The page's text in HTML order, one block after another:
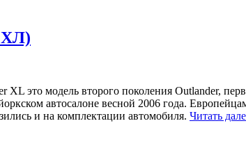
ХЛ)
это модель второго поколения Outlander,
автосалоне весной 2006 года.
и на комплектации автомобиля. Читать